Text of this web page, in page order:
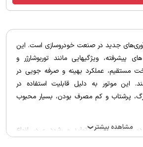
جدید در صنعت خودروسازی است. این
با استفاده از فناوری های پیشرفته، ویژگی‎هایی مانند توربوشارژر و
مستقیم، عملکرد بهینه و صرفه جویی در
این موتور به دلیل قابلیت استفاده در
پرشتاب و کم مصرف بودن، بسیار محبوب
و چهار سیلندر تولید می‌شود و در انواع
مشاهده بیشتر ❯